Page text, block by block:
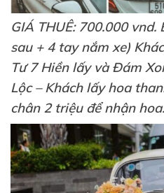
GIÁ THUÊ: 700.000
sau + 4 tay nắm xe)
Tư 7 Hiền lấy và Đám
Lộc – Khách lấy hoa
chân 2 triệu để nhận hoa.